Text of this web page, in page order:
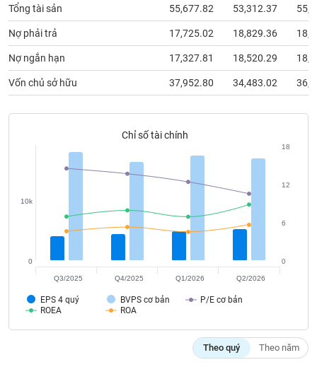
Tổng tài sản 55,677.82 53,312.37
Nợ phải trả 17,725.02 18,829.36
Nợ ngắn hạn 17,327.81 18,520.29
Vốn chủ sở hữu 37,952.80 34,483.02
Chỉ số tài chính
EPS 4 quý BVPS cơ bản
P/E cơ bản
ROEA
ROA
0
10k
0
6
12
18
Q3/2025 Q4/2025 Q1/2026 Q2/2026
Theo quý Theo năm
Truyền
thông
tài
chính